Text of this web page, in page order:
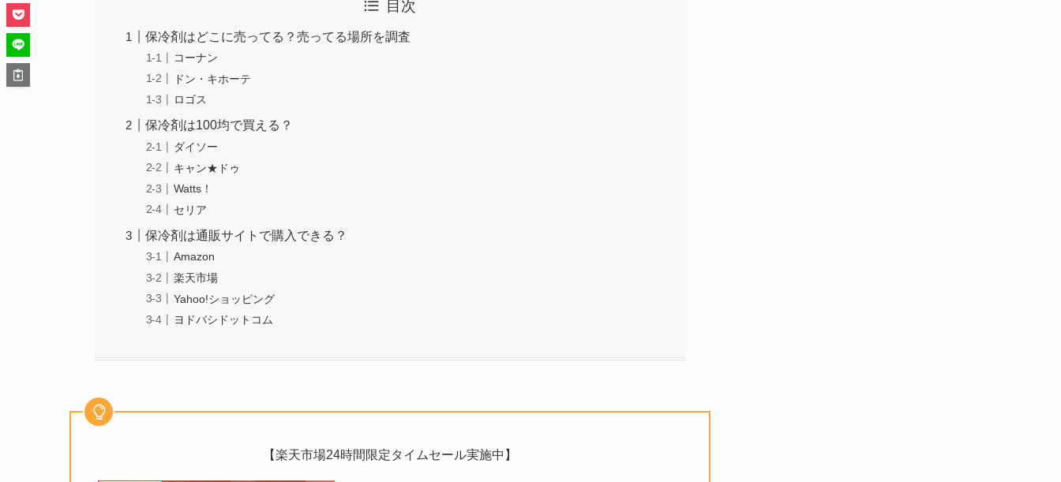
目次
保冷剤はどこに売ってる？売ってる場所を調査
コーナン
ドン・キホーテ
ロゴス
保冷剤は100均で買える？
ダイソー
キャン★ドゥ
Watts！
セリア
保冷剤は通販サイトで購入できる？
Amazon
楽天市場
Yahoo!ショッピング
ヨドバシドットコム
【楽天市場24時間限定タイムセール実施中】